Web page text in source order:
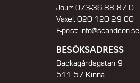
Jour: 073-36 88 87 0
Växel: 020-120 29 00
E-post: info@scandcon.se
BESÖKSADRESS
Backagårdsgatan 9
511 57 Kinna